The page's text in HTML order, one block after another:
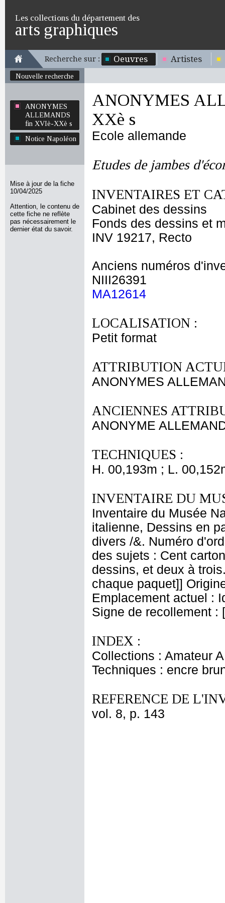
Les collections du département des
arts graphiques
Recherche sur : Oeuvres Artistes
Nouvelle recherche
ANONYMES
ALLEMANDS
fin XVIè-XXè s
Notice Napoléon
Mise à jour de la fiche
10/04/2025
Attention, le contenu de
cette fiche ne reflète
pas nécessairement le
dernier état du savoir.
ANONYMES
XXè s
Ecole allemande
Etudes de jambes
INVENTAIRES ET
Cabinet des dessins
Fonds des dessins et
INV 19217, Recto
Anciens numéros
NIII26391
MA12614
LOCALISATION :
Petit format
ATTRIBUTION
ANONYMES
ANCIENNES
ANONYME
TECHNIQUES :
H. 00,193m ; L.
INVENTAIRE DU
Inventaire du Musée
italienne, Dessins en
divers /&. Numéro
des sujets : Cent
dessins, et deux à
chaque paquet]]
Emplacement actuel :
Signe de recollement :
INDEX :
Collections : Amateur
Techniques : encre
REFERENCE DE
vol. 8, p. 143